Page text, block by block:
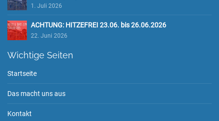
1. Juli 2026
ACHTUNG: HITZEFREI 23.06. bis 26.06.2026
22. Juni 2026
Wichtige Seiten
Startseite
Das macht uns aus
Kontakt